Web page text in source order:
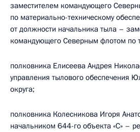
заместителем командующего
по материально-техническому
от должности начальника тыла –
командующего Северным флотом по
полковника Елисеева Андрея
управления тылового обеспечения
округа;
полковника Колесникова Игоря
начальником 644-го объекта «С» –